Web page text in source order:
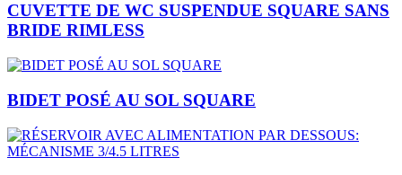
CUVETTE DE WC SUSPENDUE SQUARE SANS
BRIDE RIMLESS
BIDET POSÉ AU SOL SQUARE